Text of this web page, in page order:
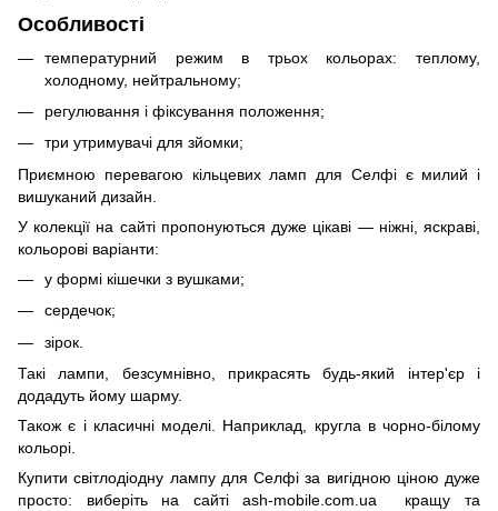
Особливості
температурний режим в трьох кольорах: теплому,
холодному, нейтральному;
регулювання і фіксування положення;
три утримувачі для зйомки;
Приємною перевагою кільцевих ламп для Селфі є милий і
вишуканий дизайн.
У колекції на сайті пропонуються дуже цікаві — ніжні, яскраві,
кольорові варіанти:
у формі кішечки з вушками;
сердечок;
зірок.
Такі лампи, безсумнівно, прикрасять будь-який інтер'єр і
додадуть йому шарму.
Також є і класичні моделі. Наприклад, кругла в чорно-білому
кольорі.
Купити світлодіодну лампу для Селфі за вигідною ціною дуже
просто: виберіть на сайті ash-mobile.com.ua кращу та